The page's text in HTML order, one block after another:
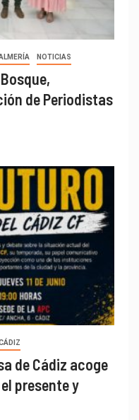
NOTICIAS
de Periodistas
de Cádiz acoge
presente y